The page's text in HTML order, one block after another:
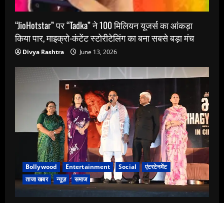
“JioHotstar” पर “Tadka” ने 100 मिलियन यूजर्स का आंकड़ा
किया पार, माइक्रो-कंटेंट स्टोरीटेलिंग का बना सबसे बड़ा मंच
Divya Rashtra June 13, 2026
Bollywood Entertainment Social
एंटरटेनमेंट
ताजा खबर
न्यूज़ समाज